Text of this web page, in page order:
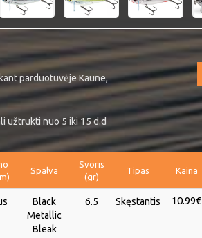
parduotuvėje Kaune,
užtrukti nuo 5 iki 15 d.d
Spalva
Svoris
(gr)
Tipas Kaina
Black
Metallic
Bleak
6.5 Skęstantis 10.99€